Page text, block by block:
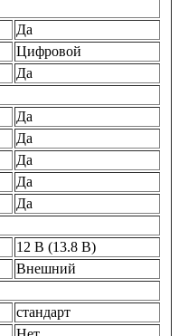
Да
Цифровой
Да
Да
Да
Да
Да
Да
12 В (13.8 В)
Внешний
стандарт